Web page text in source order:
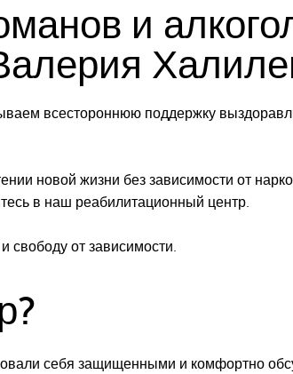
и
всестороннюю поддержку
новой жизни без зависимости от
в наш реабилитационный центр.
свободу от зависимости.
себя защищенными и комфортно